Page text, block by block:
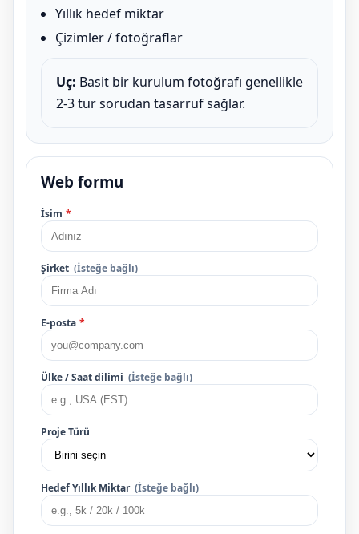
Yıllık hedef miktar
Çizimler / fotoğraflar
Uç: Basit bir kurulum fotoğrafı genellikle
2-3 tur sorudan tasarruf sağlar.
Web formu
İsim *
Şirket (İsteğe bağlı)
E-posta *
Ülke / Saat dilimi (İsteğe bağlı)
Proje Türü
Hedef Yıllık Miktar (İsteğe bağlı)